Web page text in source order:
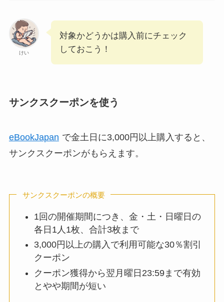
けい
対象かどうかは購入前にチェック
しておこう！
サンクスクーポンを使う
eBookJapan で金土日に3,000円以上購入すると、
サンクスクーポンがもらえます。
サンクスクーポンの概要
1回の開催期間につき、金・土・日曜日の
各日1人1枚、合計3枚まで
3,000円以上の購入で利用可能な30％割引
クーポン
クーポン獲得から翌月曜日23:59まで有効
とやや期間が短い